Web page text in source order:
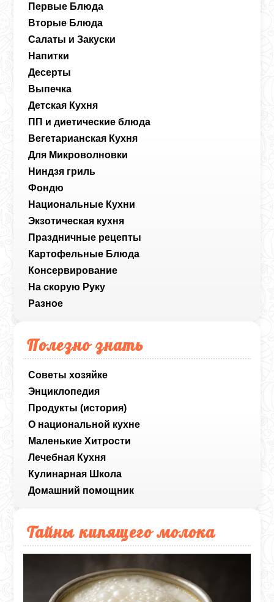
Первые Блюда
Вторые Блюда
Салаты и Закуски
Напитки
Десерты
Выпечка
Детская Кухня
ПП и диетические блюда
Вегетарианская Кухня
Для Микроволновки
Ниндзя гриль
Фондю
Национальные Кухни
Экзотическая кухня
Праздничные рецепты
Картофельные Блюда
Консервирование
На скорую Руку
Разное
Полезно знать
Советы хозяйке
Энциклопедия
Продукты (история)
О национальной кухне
Маленькие Хитрости
Лечебная Кухня
Кулинарная Школа
Домашний помощник
Тайны кипящего молока